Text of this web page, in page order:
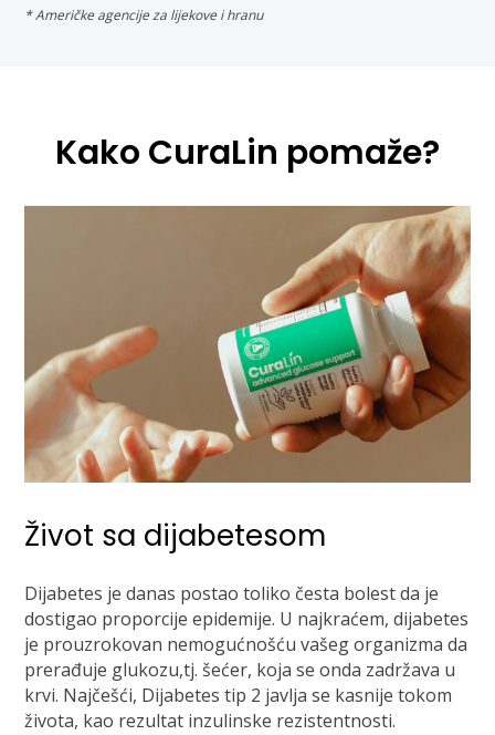
* Američke agencije za lijekove i hranu
Kako CuraLin pomaže?
Život sa dijabetesom
Dijabetes je danas postao toliko česta bolest da je
dostigao proporcije epidemije. U najkraćem, dijabetes
je prouzrokovan nemogućnošću vašeg organizma da
prerađuje glukozu,tj. šećer, koja se onda zadržava u
krvi. Najčešći, Dijabetes tip 2 javlja se kasnije tokom
života, kao rezultat inzulinske rezistentnosti.